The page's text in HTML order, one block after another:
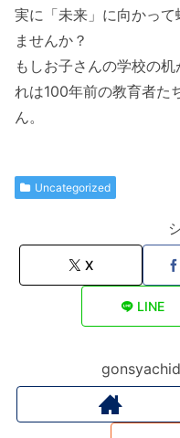
実に「未来」に向かっ
ませんか？
もしお子さんの学校の
れは100年前の教育者た
ん。
Uncategorized
X
LINE